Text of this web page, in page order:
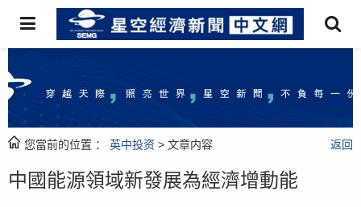
您當前的位置 ： 英中投资 > 文章内容 返回
中國能源領域新發展為經濟增動能